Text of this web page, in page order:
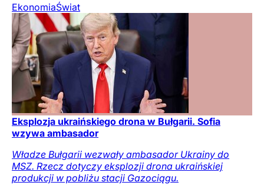
EkonomiaŚwiat
Eksplozja ukraińskiego drona w Bułgarii. Sofia
wzywa ambasador
Władze Bułgarii wezwały ambasador Ukrainy do
MSZ. Rzecz dotyczy eksplozji drona ukraińskiej
produkcji w pobliżu stacji Gazociągu.